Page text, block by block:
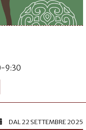
9:30
DAL22 SETTEMBRE 2025